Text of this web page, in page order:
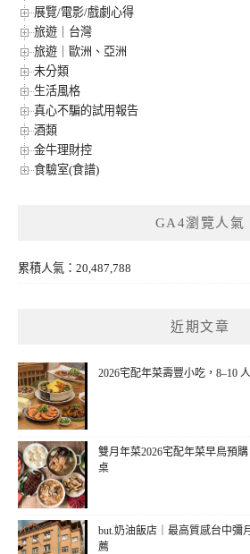
展覽/電影/戲劇心得
旅遊｜台灣
旅遊｜歐洲、亞洲
未分類
生活風格
真心不騙的試用報告
酒類
金牛理財控
食驗室(食譜)
GA4瀏覽人氣
累積人氣：20,487,788
近期文章
2026宅配年菜壽豐小吃，8–10
雙月年菜2026宅配年菜早鳥預
桌
but.奶油飯店｜最高質感台中彌
薦